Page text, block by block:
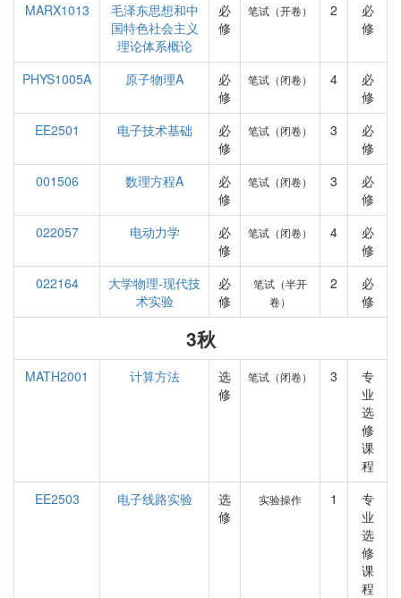
MARX1013
毛泽东思想和中
国特色社会主义
理论体系概论
必
修
笔试（开卷） 2
必
修
PHYS1005A 原子物理A
必
修
笔试（闭卷） 4
必
修
EE2501
电子技术基础
必
修
笔试（闭卷） 3
必
修
001506
数理方程A
必
修
笔试（闭卷） 3
必
修
022057
电动力学
必
修
笔试（闭卷） 4
必
修
022164
大学物理-现代技
术实验
必
修
笔试（半开
卷）
2
必
修
3秋
MATH2001 计算方法
选
修
笔试（闭卷） 3
专
业
选
修
课
程
EE2503
电子线路实验
选
修
实验操作 1
专
业
选
修
课
程